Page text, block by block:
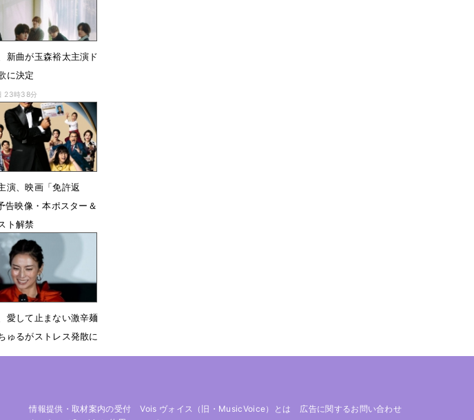
新曲が玉森裕太主演ド
に決定
23時38分
演、映画「免許返
告映像・本ポスター＆
ト解禁
07時00分
愛して止まない激辛麺
ゅるがストレス発散に
情報提供・取材案内の受付 Vois ヴォイス（旧・MusicVoice）とは
広告に関するお問い合わせ